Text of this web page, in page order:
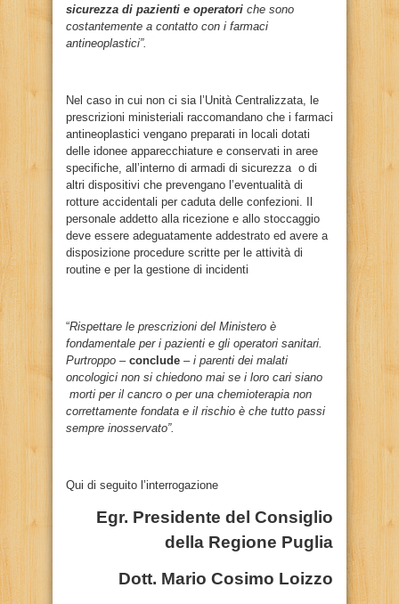
sicurezza di pazienti e operatori che sono
costantemente a contatto con i farmaci
antineoplastici”.
Nel caso in cui non ci sia l’Unità Centralizzata, le
prescrizioni ministeriali raccomandano che i farmaci
antineoplastici vengano preparati in locali dotati
delle idonee apparecchiature e conservati in aree
specifiche, all’interno di armadi di sicurezza o di
altri dispositivi che prevengano l’eventualità di
rotture accidentali per caduta delle confezioni. Il
personale addetto alla ricezione e allo stoccaggio
deve essere adeguatamente addestrato ed avere a
disposizione procedure scritte per le attività di
routine e per la gestione di incidenti
“Rispettare le prescrizioni del Ministero è
fondamentale per i pazienti e gli operatori sanitari.
Purtroppo – conclude – i parenti dei malati
oncologici non si chiedono mai se i loro cari siano
morti per il cancro o per una chemioterapia non
correttamente fondata e il rischio è che tutto passi
sempre inosservato”.
Qui di seguito l’interrogazione
Egr. Presidente del Consiglio
della Regione Puglia
Dott. Mario Cosimo Loizzo